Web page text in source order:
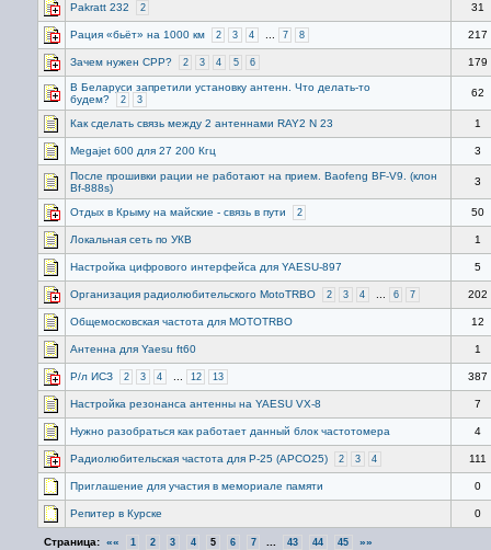
Pakratt 232 2 31
Рация «бьёт» на 1000 км 2 3 4 7 8 217
Зачем нужен СРР? 2 3 4 5 6 179
В Беларуси запретили установку антенн. Что делать-то
будем?
2 3
62
Как сделать связь между 2 антеннами RAY2 N 23 1
Megajet 600 для 27 200 Кгц 3
После прошивки рации не работают на прием. Baofeng BF-V9. (клон
Bf-888s)
3
Отдых в Крыму на майские - связь в пути 2 50
Локальная сеть по УКВ 1
Настройка цифрового интерфейса для YAESU-897 5
Организация радиолюбительского MotoTRBO 2 3 4 6 7 202
Общемосковская частота для MOTOTRBO 12
Антенна для Yaesu ft60 1
Р/л ИСЗ 2 3 4 12 13 387
Настройка резонанса антенны на YAESU VX-8 7
Нужно разобраться как работает данный блок частотомера 4
Радиолюбительская частота для P-25 (APCO25) 2 3 4 111
Приглашение для участия в мемориале памяти 0
Репитер в Курске 0
Страница: «« 1 2 3 4 5 6 7 43 44 45 »»